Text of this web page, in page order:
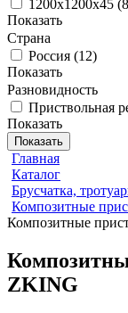
1200х1200х45 (8
Показать
Страна
Россия (12)
Показать
Разновидность
Приствольная
Показать
Показать
Главная
Каталог
Брусчатка,
Композитные
Композитные
ZKING